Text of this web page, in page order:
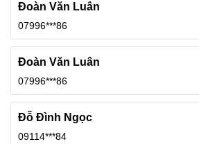
Đoàn Văn Luân
07996***86
Đoàn Văn Luân
07996***86
Đỗ Đình Ngọc
09114***84